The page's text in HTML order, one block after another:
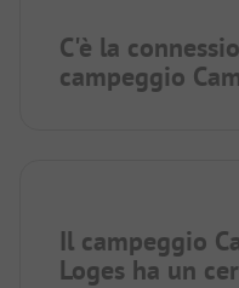
C'è la
campeggio
Il campeggio
Loges ha un